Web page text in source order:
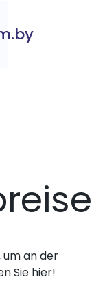
um an der
Sie hier!